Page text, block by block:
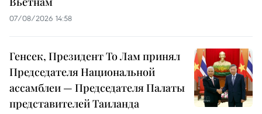
07/08/2026 14:58
Генсек, Президент То Лам принял
Председателя Национальной
ассамблеи — Председателя Палаты
представителей Таиланда